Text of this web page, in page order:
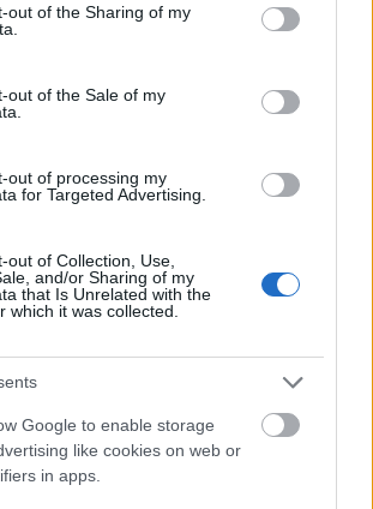
visit or usage behaviour. You may click to
to Google and its third-party tags to
below specified purposes in below Google
out of the Sharing of my
out of the Sale of my
out of processing my
for Targeted Advertising.
out of Collection, Use,
and/or Sharing of my
that Is Unrelated with the
which it was collected.
Google to enable storage
like cookies on web or
in apps.